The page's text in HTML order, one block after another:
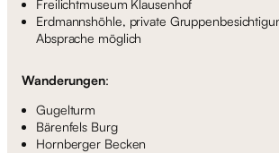
Freilichtmuseum Klausenhof
Erdmannshöhle, private
Absprache möglich
Wanderungen:
Gugelturm
Bärenfels Burg
Hornberger Becken